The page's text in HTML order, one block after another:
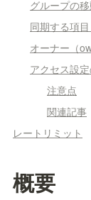
グループの
同期する項目
オーナー（
アクセス設
注意点
関連記事
レートリミット
概要